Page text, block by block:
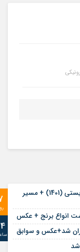
نقشه گردشگری مازندران و جاذبه های توریستی (1401) + مسیر
انواع برنج + عکس
شد+عکس و سوابق
شد